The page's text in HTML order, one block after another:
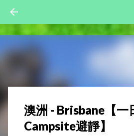
澳洲 - Brisbane【
Campsite避靜】